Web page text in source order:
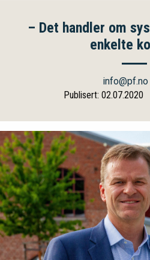
– Det handler om
enkelte
info@pf.no
Publisert: 02.07.2020